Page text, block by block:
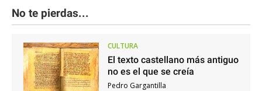
No te pierdas...
CULTURA
El texto castellano más antiguo
no es el que se creía
Pedro Gargantilla